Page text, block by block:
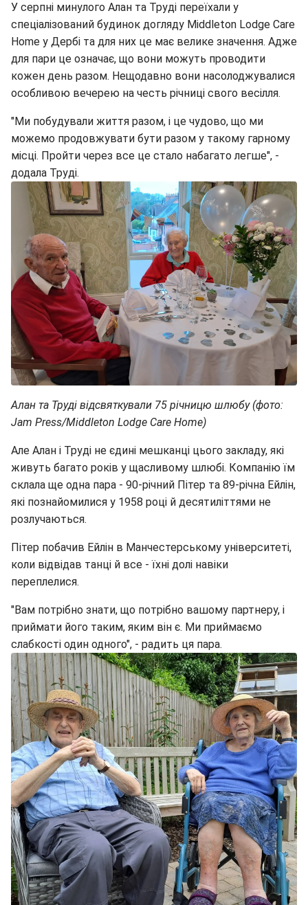
У серпні минулого Алан та Труді переїхали у
спеціалізований будинок догляду Middleton Lodge Care
Home у Дербі та для них це має велике значення. Адже
для пари це означає, що вони можуть проводити
кожен день разом. Нещодавно вони насолоджувалися
особливою вечерею на честь річниці свого весілля.
"Ми побудували життя разом, і це чудово, що ми
можемо продовжувати бути разом у такому гарному
місці. Пройти через все це стало набагато легше", -
додала Труді.
Алан та Труді відсвяткували 75 річницю шлюбу (фото:
Jam Press/Middleton Lodge Care Home)
Але Алан і Труді не єдині мешканці цього закладу, які
живуть багато років у щасливому шлюбі. Компанію їм
склала ще одна пара - 90-річний Пітер та 89-річна Ейлін,
які познайомилися у 1958 році й десятиліттями не
розлучаються.
Пітер побачив Ейлін в Манчестерському університеті,
коли відвідав танці й все - їхні долі навіки
переплелися.
"Вам потрібно знати, що потрібно вашому партнеру, і
приймати його таким, яким він є. Ми приймаємо
слабкості один одного", - радить ця пара.